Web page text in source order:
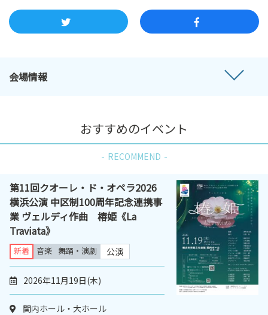
会場情報
おすすめのイベント
RECOMMEND
第11回クオーレ・ド・オペラ2026
横浜公演 中区制100周年記念連携事
業 ヴェルディ作曲 椿姫《La
Traviata》
新着 音楽 舞踊・演劇 公演
2026年11月19日(木)
関内ホール・大ホール